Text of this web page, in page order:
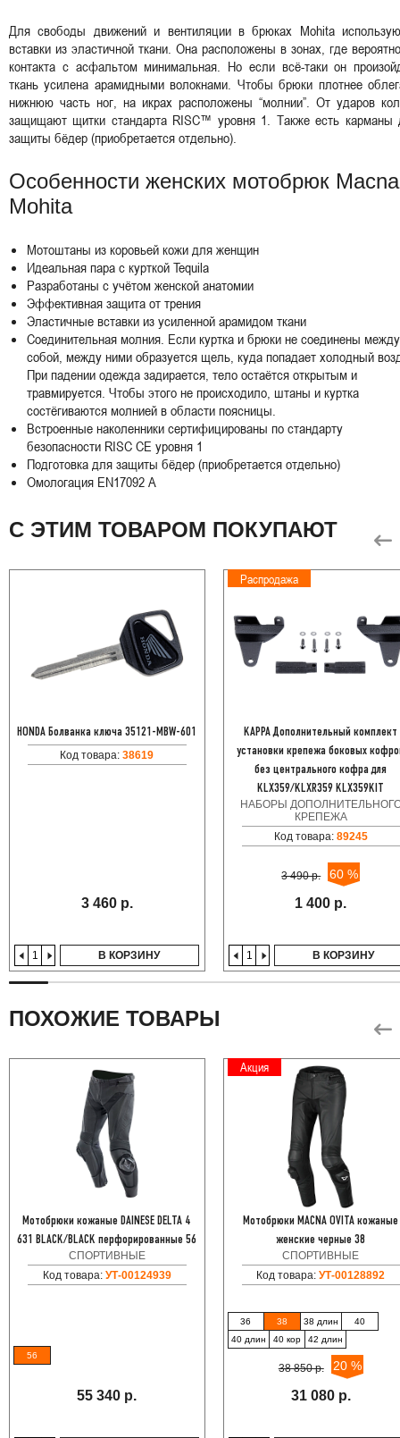
Для свободы движений и вентиляции в брюках Mohita
вставки из эластичной ткани. Она расположены в зонах, где
контакта с асфальтом минимальная. Но если всё-таки он
ткань усилена арамидными волокнами. Чтобы брюки плотнее
нижнюю часть ног, на икрах расположены “молнии”. От ударов
защищают щитки стандарта RISC™ уровня 1. Также есть карманы
защиты бёдер (приобретается отдельно).
Особенности женских мотобрюк Macna
Mohita
Мотоштаны из коровьей кожи для женщин
Идеальная пара с курткой Tequila
Разработаны с учётом женской анатомии
Эффективная защита от трения
Эластичные вставки из усиленной арамидом ткани
Соединительная молния. Если куртка и брюки не соединены между
собой, между ними образуется щель, куда попадает холодный
При падении одежда задирается, тело остаётся открытым и
травмируется. Чтобы этого не происходило, штаны и куртка
состёгиваются молнией в области поясницы.
Встроенные наколенники сертифицированы по стандарту
безопасности RISC CE уровня 1
Подготовка для защиты бёдер (приобретается отдельно)
Омологация EN17092 A
С ЭТИМ ТОВАРОМ ПОКУПАЮТ
HONDA Болванка ключа 35121-MBW-601
Код товара:38619
3 460 р.
В КОРЗИНУ
Распродажа
KAPPA Дополнительный комплект
установки крепежа боковых
без центрального кофра для
KLX359/KLXR359 KLX359KIT
НАБОРЫ
КРЕПЕЖА
Код товара: 89245
3 490 р. 60 %
1 400 р.
В КОРЗИНУ
ПОХОЖИЕ ТОВАРЫ
Мотобрюки кожаные DAINESE DELTA 4
631 BLACK/BLACK перфорированные 56
СПОРТИВНЫЕ
Код товара: УТ-00124939
56
55 340 р.
Акция
Мотобрюки MACNA OVITA кожаные
женские черные 38
СПОРТИВНЫЕ
Код товара:УТ-00128892
36 38 38 длин
40
40 длин
40 кор 42 длин
38 850 р. 20 %
31 080 р.